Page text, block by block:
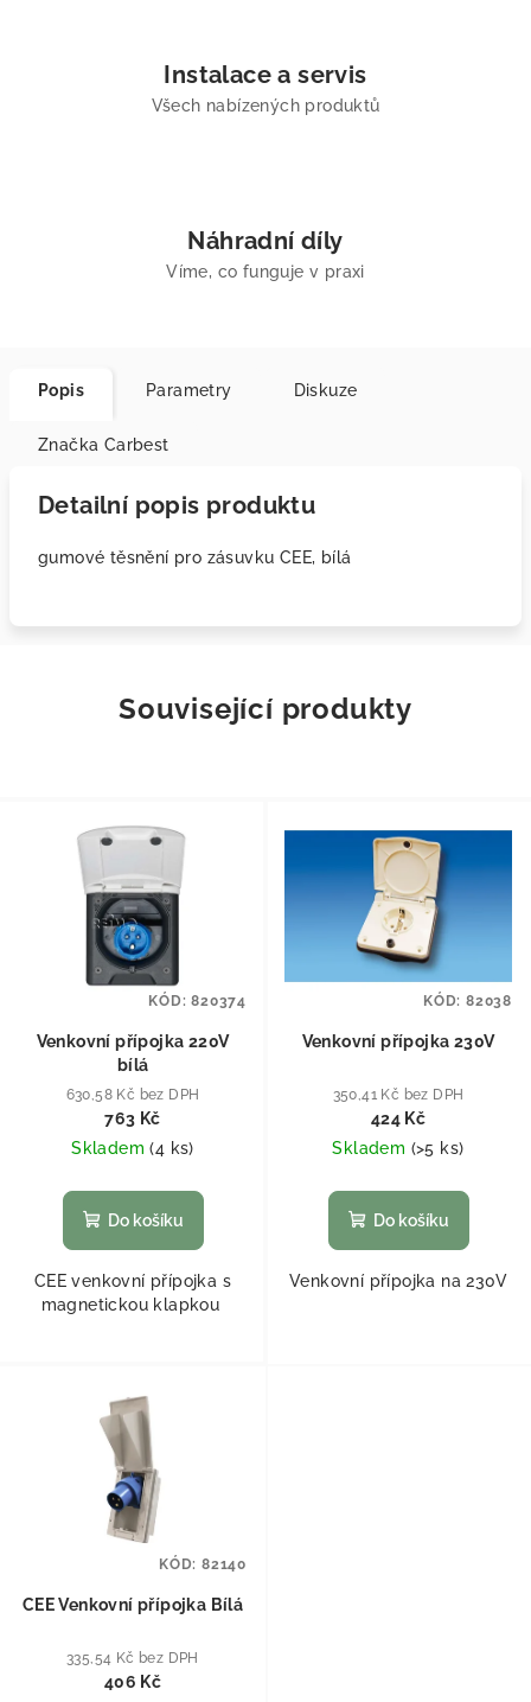
Instalace a servis
Všech nabízených produktů
Náhradní díly
Víme, co funguje v praxi
Popis Parametry Diskuze
Značka Carbest
Detailní popis produktu
gumové těsnění pro zásuvku CEE, bílá
Související produkty
Venkovní přípojka 220V
bílá
630,58 Kč bez DPH
763 Kč
Skladem(4 ks)
Do košíku
CEE venkovní přípojka s
magnetickou klapkou
KÓD:820374
Venkovní přípojka 230V
350,41 Kč bez DPH
424 Kč
Skladem (>5 ks)
Do košíku
Venkovní přípojka na 230V
KÓD: 82038
CEE Venkovní přípojka Bílá
335,54 Kč bez DPH
406 Kč
KÓD: 82140